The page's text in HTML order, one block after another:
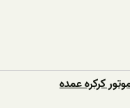
کرکره عمده